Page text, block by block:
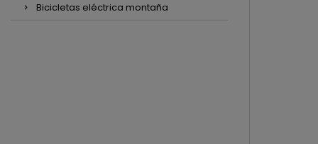
Bicicletas eléctrica montaña